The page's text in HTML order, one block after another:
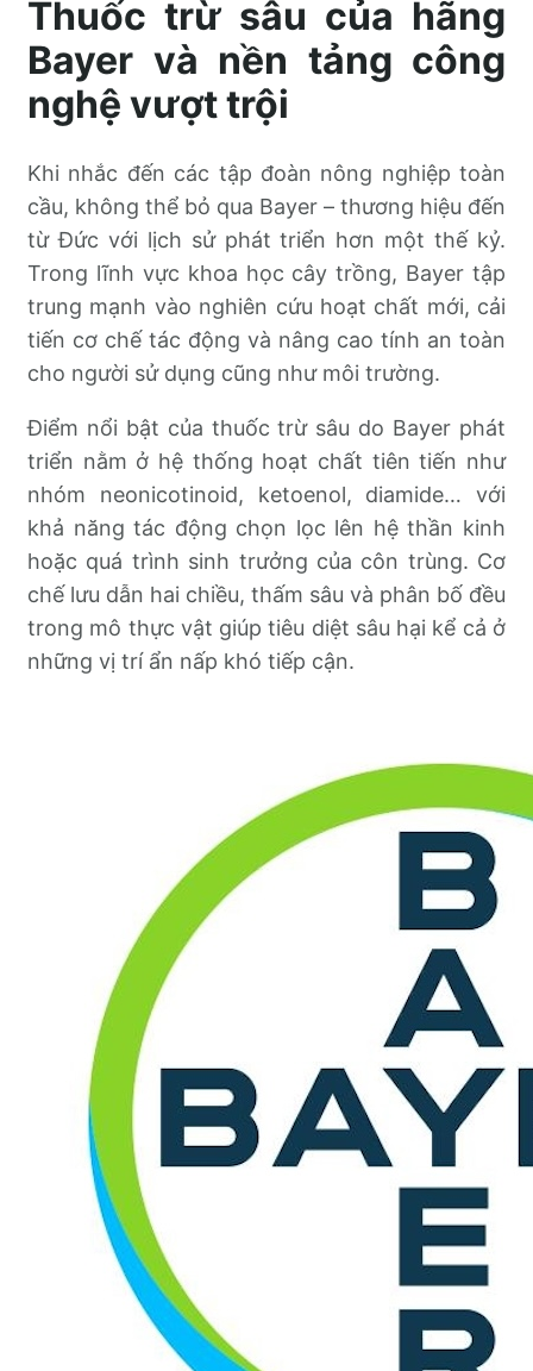
Thuốc trừ sâu của hãng
Bayer và nền tảng công
nghệ vượt trội
Khi nhắc đến các tập đoàn nông nghiệp toàn
cầu, không thể bỏ qua Bayer – thương hiệu đến
từ Đức với lịch sử phát triển hơn một thế kỷ.
Trong lĩnh vực khoa học cây trồng, Bayer tập
trung mạnh vào nghiên cứu hoạt chất mới, cải
tiến cơ chế tác động và nâng cao tính an toàn
cho người sử dụng cũng như môi trường.
Điểm nổi bật của thuốc trừ sâu do Bayer phát
triển nằm ở hệ thống hoạt chất tiên tiến như
nhóm neonicotinoid, ketoenol, diamide… với
khả năng tác động chọn lọc lên hệ thần kinh
hoặc quá trình sinh trưởng của côn trùng. Cơ
chế lưu dẫn hai chiều, thấm sâu và phân bố đều
trong mô thực vật giúp tiêu diệt sâu hại kể cả ở
những vị trí ẩn nấp khó tiếp cận.